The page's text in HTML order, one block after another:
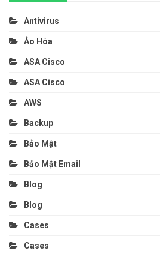
Antivirus
Ảo Hóa
ASA Cisco
ASA Cisco
AWS
Backup
Bảo Mật
Bảo Mật Email
Blog
Blog
Cases
Cases